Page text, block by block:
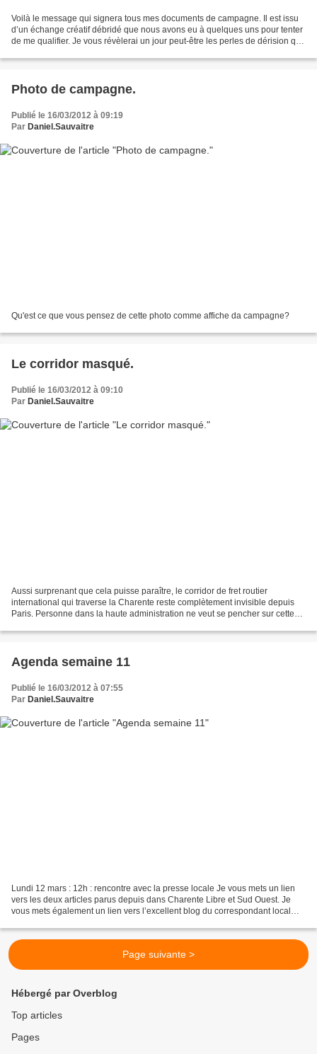
Voilà le message qui signera tous mes documents de campagne. Il est issu
d’un échange créatif débridé que nous avons eu à quelques uns pour tenter
de me qualifier. Je vous révèlerai un jour peut-être les perles de dérision qui
Photo de campagne.
Publié le 16/03/2012 à 09:19
Par Daniel.Sauvaitre
Qu'est ce que vous pensez de cette photo comme affiche da campagne?
Le corridor masqué.
Publié le 16/03/2012 à 09:10
Par Daniel.Sauvaitre
Aussi surprenant que cela puisse paraître, le corridor de fret routier
international qui traverse la Charente reste complètement invisible depuis
Paris. Personne dans la haute administration ne veut se pencher sur cette
Agenda semaine 11
Publié le 16/03/2012 à 07:55
Par Daniel.Sauvaitre
Lundi 12 mars : 12h : rencontre avec la presse locale Je vous mets un lien
vers les deux articles parus depuis dans Charente Libre et Sud Ouest. Je
vous mets également un lien vers l’excellent blog du correspondant local
Page suivante >
Hébergé par Overblog
Top articles
Pages